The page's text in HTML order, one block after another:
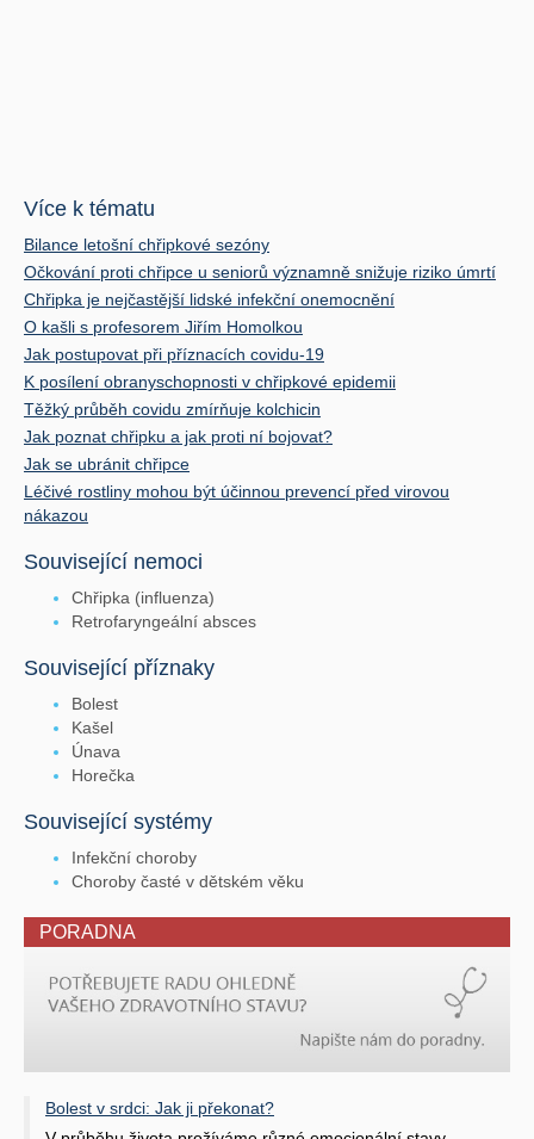
Více k tématu
Bilance letošní chřipkové sezóny
Očkování proti chřipce u seniorů významně snižuje riziko úmrtí
Chřipka je nejčastější lidské infekční onemocnění
O kašli s profesorem Jiřím Homolkou
Jak postupovat při příznacích covidu-19
K posílení obranyschopnosti v chřipkové epidemii
Těžký průběh covidu zmírňuje kolchicin
Jak poznat chřipku a jak proti ní bojovat?
Jak se ubránit chřipce
Léčivé rostliny mohou být účinnou prevencí před virovou
nákazou
Související nemoci
Chřipka (influenza)
Retrofaryngeální absces
Související příznaky
Bolest
Kašel
Únava
Horečka
Související systémy
Infekční choroby
Choroby časté v dětském věku
PORADNA
Bolest v srdci: Jak ji překonat?